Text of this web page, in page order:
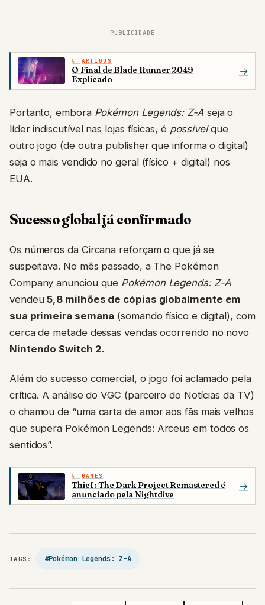
PUBLICIDADE
ARTIGOS
O Final de Blade Runner 2049
Explicado
→
Portanto, embora Pokémon Legends: Z-A seja o
líder indiscutível nas lojas físicas, é possívelque
outro jogo (de outra publisher que informa o digital)
seja o mais vendido no geral (físico + digital) nos
EUA.
Sucesso global já confirmado
Os números da Circana reforçam o que já se
suspeitava. No mês passado, a The Pokémon
Company anunciou que Pokémon Legends: Z-A
vendeu5,8 milhões de cópias globalmente em
sua primeira semana (somando físico e digital), com
cerca de metade dessas vendas ocorrendo no novo
Nintendo Switch 2.
Além do sucesso comercial, o jogo foi aclamado pela
crítica. A análise do VGC (parceiro do Notícias da TV)
o chamou de “uma carta de amor aos fãs mais velhos
que supera Pokémon Legends: Arceus em todos os
sentidos”.
GAMES
Thief: The Dark Project Remastered é
anunciado pela Nightdive
→
TAGS: #Pokémon Legends: Z-A